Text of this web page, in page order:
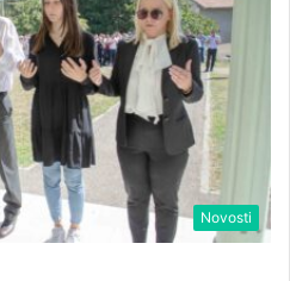
Novosti